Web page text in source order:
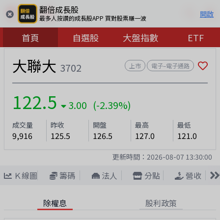
翻倍成長股
最多人按讚的成長股APP 買對股票賺一波 開啟
首頁 自選股 大盤指數 ETF
大聯大 3702 上市 電子–電子通路
122.5 3.00 (-2.39%)
成交量
9,916
昨收
125.5
開盤
126.5
最高
127.0
最低
121.0
更新時間： 2026-08-07 13:30:00
Ｋ線圖 籌碼 法人 分點 營收
除權息 股利政策